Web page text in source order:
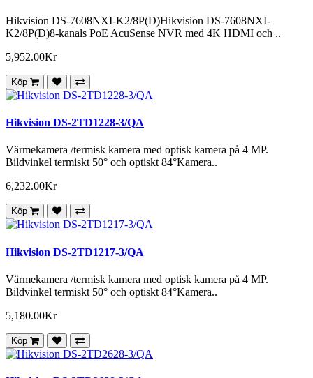
Hikvision DS-7608NXI-K2/8P(D)Hikvision DS-7608NXI-
K2/8P(D)8-kanals PoE AcuSense NVR med 4K HDMI och ..
5,952.00Kr
Köp
Hikvision DS-2TD1228-3/QA
Värmekamera /termisk kamera med optisk kamera på 4 MP.
Bildvinkel termiskt 50° och optiskt 84°Kamera..
6,232.00Kr
Köp
Hikvision DS-2TD1217-3/QA
Värmekamera /termisk kamera med optisk kamera på 4 MP.
Bildvinkel termiskt 50° och optiskt 84°Kamera..
5,180.00Kr
Köp